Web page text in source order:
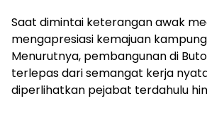
Saat dimintai keterangan awak
mengapresiasi kemajuan
Menurutnya, pembangunan di
terlepas dari semangat kerja
diperlihatkan pejabat terdahulu